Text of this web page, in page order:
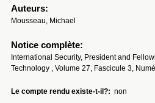
Auteurs:
Mousseau, Michael
Notice complète:
International Security, President and
Technology , Volume 27, Fascicule 3,
Le compte rendu existe-t-il?: non